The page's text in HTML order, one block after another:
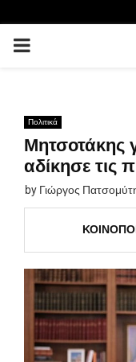
PRIMARY
Πολιτικά
Μητσοτάκης
αδίκησε τις
by Γιώργος